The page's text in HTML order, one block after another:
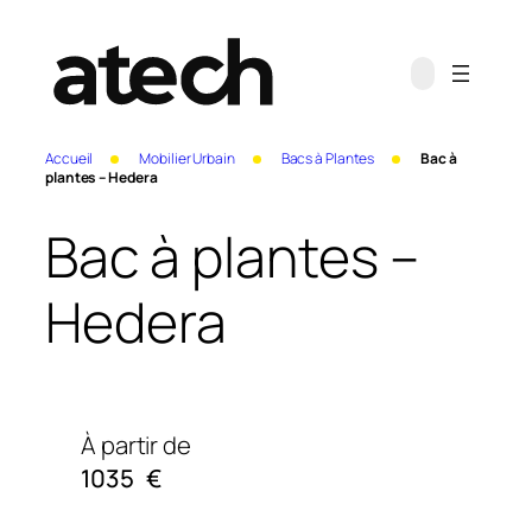
Accueil Mobilier Urbain Bacs à Plantes
Bac à
plantes – Hedera
Bac à plantes –
Hedera
À partir de
1035 €